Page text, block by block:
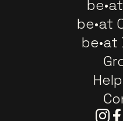
be•at
be•at